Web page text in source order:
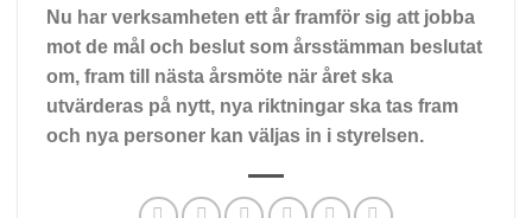
Nu har verksamheten ett år framför sig att jobba
mot de mål och beslut som årsstämman beslutat
om, fram till nästa årsmöte när året ska
utvärderas på nytt, nya riktningar ska tas fram
och nya personer kan väljas in i styrelsen.